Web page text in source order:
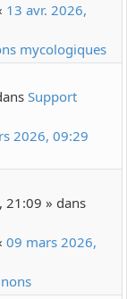
13 avr. 2026,
mycologiques
Support
2026, 09:29
21:09 » dans
09 mars 2026,